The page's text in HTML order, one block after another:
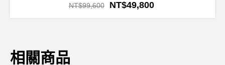
NT$99,600 NT$49,800
相關商品